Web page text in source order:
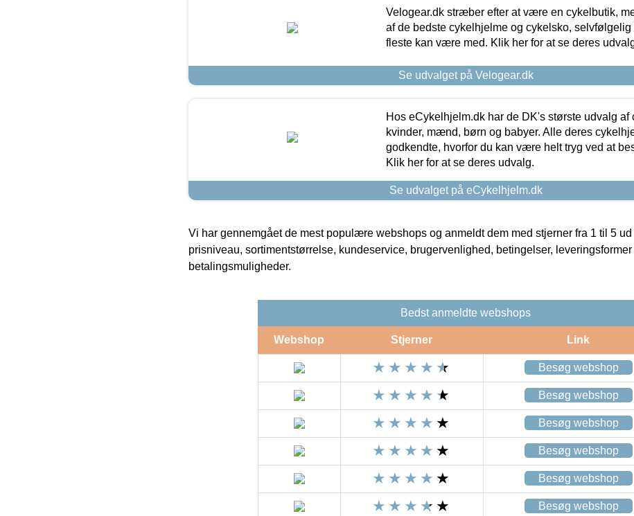
Velogear.dk stræber efter at være en cykelbutik,
af de bedste cykelhjelme og cykelsko, selvfølgelig
fleste kan være med. Klik her for at se deres
Se udvalget på Velogear.dk
Hos eCykelhjelm.dk har de DK's største udvalg af
kvinder, mænd, børn og babyer. Alle deres
godkendte, hvorfor du kan være helt tryg ved at
Klik her for at se deres udvalg.
Se udvalget på eCykelhjelm.dk
Vi har gennemgået de mest populære webshops og anmeldt dem med stjerner fra 1 til 5
prisniveau, sortimentstørrelse, kundeservice, brugervenlighed, betingelser, leveringsformer
betalingsmuligheder.
Bedst anmeldte webshops
Webshop Stjerner Link
Besøg webshop
Besøg webshop
Besøg webshop
Besøg webshop
Besøg webshop
Besøg webshop